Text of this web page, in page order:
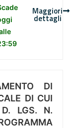
Maggiori
dettagli
DI
DI CUI
LGS. N.